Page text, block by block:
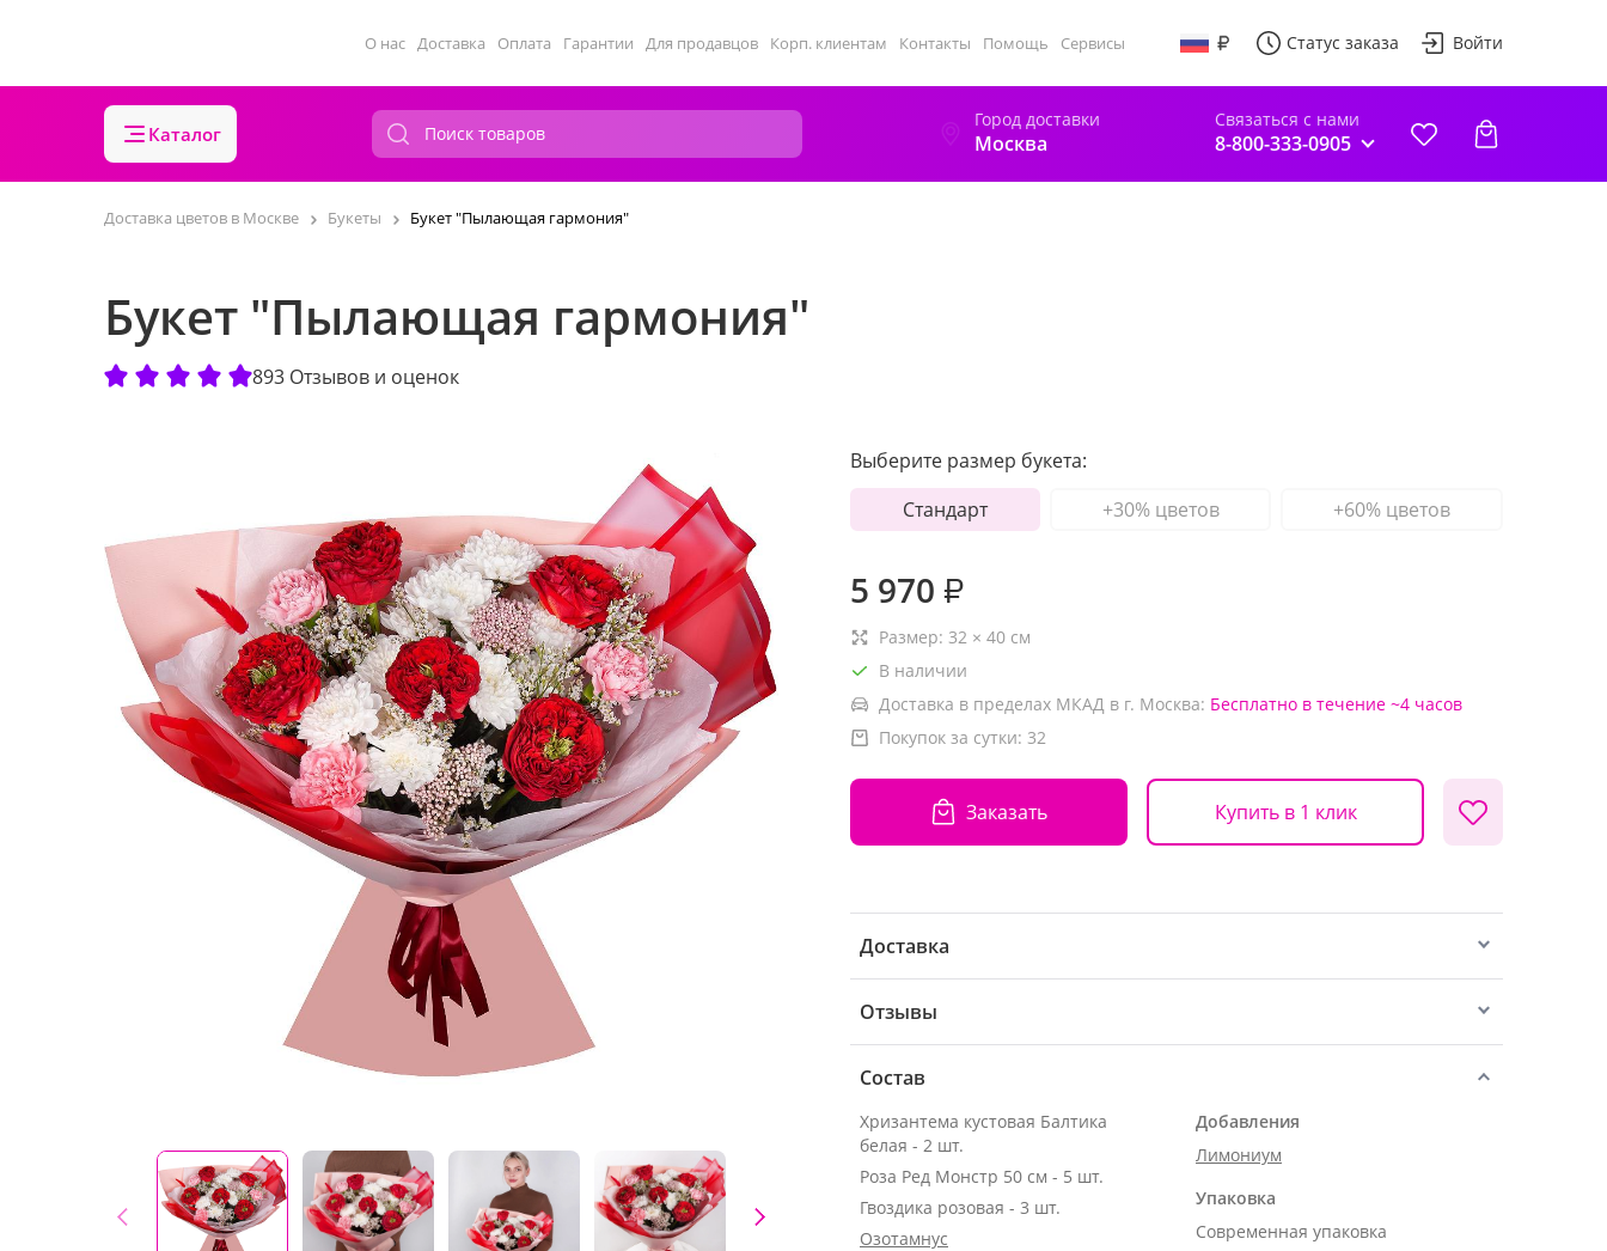
О нас Доставка Оплата Гарантии Для продавцов Корп. клиентам Контакты Помощь Сервисы Статус заказа Войти
Каталог
Город доставки
Москва
Связаться с нами
8-800-333-0905
Доставка цветов в Москве Букеты Букет "Пылающая гармония"
Букет "Пылающая гармония"
893 Отзывов и оценок
Выберите размер букета:
Стандарт
+30% цветов +60% цветов
5 970 ₽
Размер: 32 × 40 см
В наличии
Доставка в пределах МКАД в г. Москва: Бесплатно в течение ~4 часов
Покупок за сутки: 32
Заказать Купить в 1 клик
Доставка
Отзывы
Состав
Хризантема кустовая Балтика
белая - 2 шт.
Роза Ред Монстр 50 см - 5 шт.
Гвоздика розовая - 3 шт.
Озотамнус
Добавления
Лимониум
Упаковка
Современная упаковка